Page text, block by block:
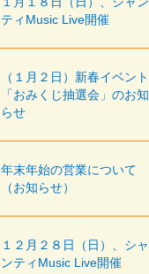
ティMusic Live開催
（１月２日）新春イベント
「おみくじ抽選会」のお知
らせ
年末年始の営業について
（お知らせ）
１２月２８日（日）、シャ
ンティMusic Live開催